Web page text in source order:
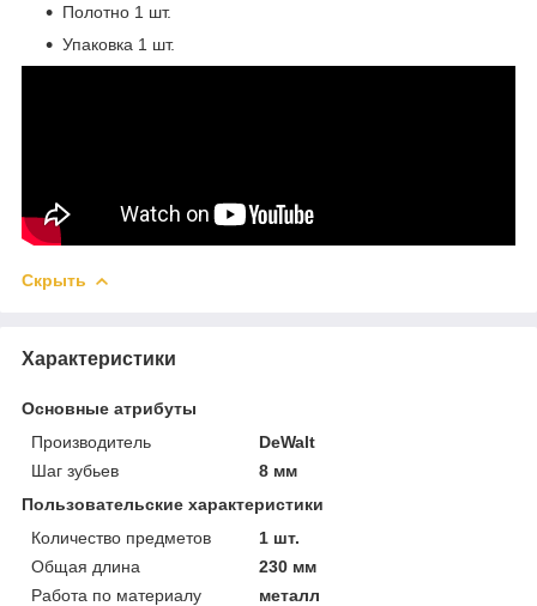
Полотно 1 шт.
Упаковка 1 шт.
Скрыть
Характеристики
Основные атрибуты
Производитель
DeWalt
Шаг зубьев
8 мм
Пользовательские характеристики
Количество предметов
1 шт.
Общая длина
230 мм
Работа по материалу
металл